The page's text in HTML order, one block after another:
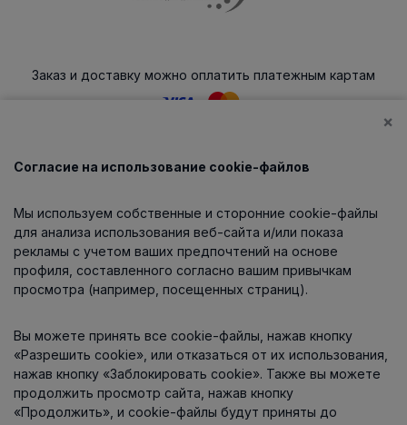
Заказ и доставку можно оплатить платежным картам
Каталог
О компании
Информация
Контакты
×
Согласие на использование cookie-файлов
Мы используем собственные и сторонние cookie-файлы
для анализа использования веб-сайта и/или показа
рекламы с учетом ваших предпочтений на основе
профиля, составленного согласно вашим привычкам
просмотра (например, посещенных страниц).
Вы можете принять все cookie-файлы, нажав кнопку
«Разрешить cookie», или отказаться от их использования,
нажав кнопку «Заблокировать cookie». Также вы можете
продолжить просмотр сайта, нажав кнопку
«Продолжить», и cookie-файлы будут приняты до